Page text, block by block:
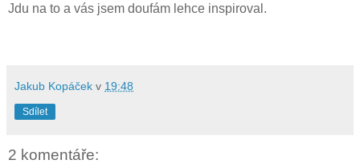
Jdu na to a vás jsem doufám lehce inspiroval.
Jakub Kopáček v 19:48
Sdílet
2 komentáře: